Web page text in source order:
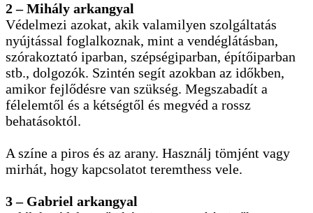
2 – Mihály arkangyal
Védelmezi azokat, akik valamilyen szolgáltatás
nyújtással foglalkoznak, mint a vendéglátásban,
szórakoztató iparban, szépségiparban, építőiparban
stb., dolgozók. Szintén segít azokban az időkben,
amikor fejlődésre van szükség. Megszabadít a
félelemtől és a kétségtől és megvéd a rossz
behatásoktól.
A színe a piros és az arany. Használj tömjént vagy
mirhát, hogy kapcsolatot teremthess vele.
3 – Gabriel arkangyal